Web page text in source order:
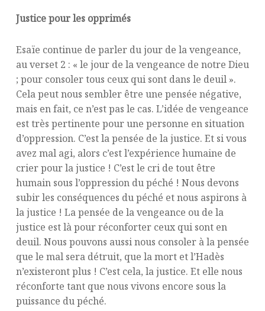
Justice pour les opprimés
Esaïe continue de parler du jour de la vengeance,
au verset 2 : « le jour de la vengeance de notre Dieu
; pour consoler tous ceux qui sont dans le deuil ».
Cela peut nous sembler être une pensée négative,
mais en fait, ce n’est pas le cas. L’idée de vengeance
est très pertinente pour une personne en situation
d’oppression. C’est la pensée de la justice. Et si vous
avez mal agi, alors c’est l’expérience humaine de
crier pour la justice ! C’est le cri de tout être
humain sous l’oppression du péché ! Nous devons
subir les conséquences du péché et nous aspirons à
la justice ! La pensée de la vengeance ou de la
justice est là pour réconforter ceux qui sont en
deuil. Nous pouvons aussi nous consoler à la pensée
que le mal sera détruit, que la mort et l’Hadès
n’existeront plus ! C’est cela, la justice. Et elle nous
réconforte tant que nous vivons encore sous la
puissance du péché.